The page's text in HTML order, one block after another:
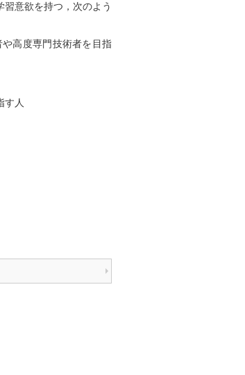
意欲を持つ，次のよう
高度専門技術者を目指
す人